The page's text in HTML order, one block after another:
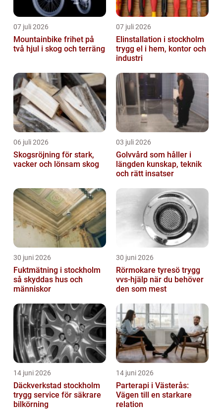
07 juli 2026
Mountainbike frihet på
två hjul i skog och terräng
07 juli 2026
Elinstallation i stockholm
trygg el i hem, kontor och
industri
06 juli 2026
Skogsröjning för stark,
vacker och lönsam skog
03 juli 2026
Golvvård som håller i
längden kunskap, teknik
och rätt insatser
30 juni 2026
Fuktmätning i stockholm
så skyddas hus och
människor
30 juni 2026
Rörmokare tyresö trygg
vvs-hjälp när du behöver
den som mest
14 juni 2026
Däckverkstad stockholm
trygg service för säkrare
bilkörning
14 juni 2026
Parterapi i Västerås:
Vägen till en starkare
relation